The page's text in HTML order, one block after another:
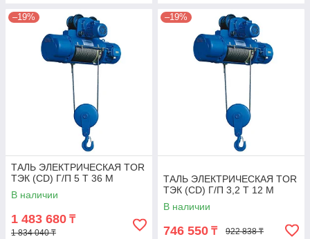
–19%
ТАЛЬ ЭЛЕКТРИЧЕСКАЯ TOR
ТЭК (CD) Г/П 5 Т 36 М
В наличии
1 483 680 ₸
1 834 040 ₸
–19%
ТАЛЬ ЭЛЕКТРИЧЕСКАЯ TOR
ТЭК (CD) Г/П 3,2 Т 12 М
В наличии
746 550 ₸ 922 838 ₸